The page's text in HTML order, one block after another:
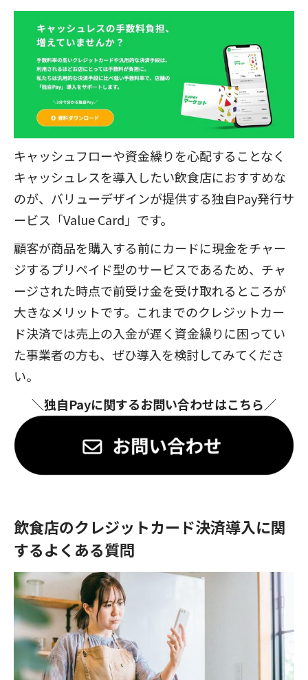
キャッシュフローや資金繰りを心配することなく
キャッシュレスを導入したい飲食店におすすめな
のが、バリューデザインが提供する独自Pay発行サ
ービス「Value Card」です。
顧客が商品を購入する前にカードに現金をチャー
ジするプリペイド型のサービスであるため、チャ
ージされた時点で前受け金を受け取れるところが
大きなメリットです。これまでのクレジットカー
ド決済では売上の入金が遅く資金繰りに困ってい
た事業者の方も、ぜひ導入を検討してみてくださ
い。
＼独自Payに関するお問い合わせはこちら／
飲食店のクレジットカード決済導入に関
するよくある質問